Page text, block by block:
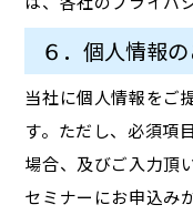
６．個人情報
当社に個人情報をご
す。ただし、必須項
場合、及びご入力頂
セミナーにお申込み